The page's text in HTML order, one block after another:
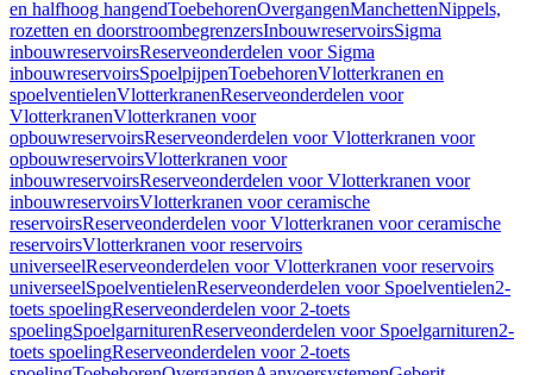
en halfhoog hangendToebehorenOvergangenManchettenNippels,
rozetten en doorstroombegrenzersInbouwreservoirsSigma
inbouwreservoirsReserveonderdelen voor Sigma
inbouwreservoirsSpoelpijpenToebehorenVlotterkranen en
spoelventielenVlotterkranenReserveonderdelen voor
VlotterkranenVlotterkranen voor
opbouwreservoirsReserveonderdelen voor Vlotterkranen voor
opbouwreservoirsVlotterkranen voor
inbouwreservoirsReserveonderdelen voor Vlotterkranen voor
inbouwreservoirsVlotterkranen voor ceramische
reservoirsReserveonderdelen voor Vlotterkranen voor ceramische
reservoirsVlotterkranen voor reservoirs
universeelReserveonderdelen voor Vlotterkranen voor reservoirs
universeelSpoelventielenReserveonderdelen voor Spoelventielen2-
toets spoelingReserveonderdelen voor 2-toets
spoelingSpoelgarniturenReserveonderdelen voor Spoelgarnituren2-
toets spoelingReserveonderdelen voor 2-toets